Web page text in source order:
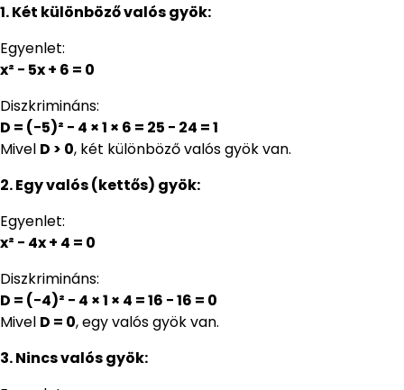
1. Két különböző valós gyök:
Egyenlet:
x² − 5x + 6 = 0
Diszkrimináns:
D = (−5)² − 4 × 1 × 6 = 25 − 24 = 1
Mivel D > 0, két különböző valós gyök van.
2. Egy valós (kettős) gyök:
Egyenlet:
x² − 4x + 4 = 0
Diszkrimináns:
D = (−4)² − 4 × 1 × 4 = 16 − 16 = 0
Mivel D = 0, egy valós gyök van.
3. Nincs valós gyök: